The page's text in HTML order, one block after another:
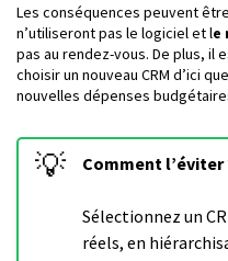
Les conséquences peuvent
n’utiliseront pas le logiciel et le
pas au rendez-vous. De plus,
choisir un nouveau CRM d’ici
nouvelles dépenses
💡 Comment l’éviter
Sélectionnez un
réels, en